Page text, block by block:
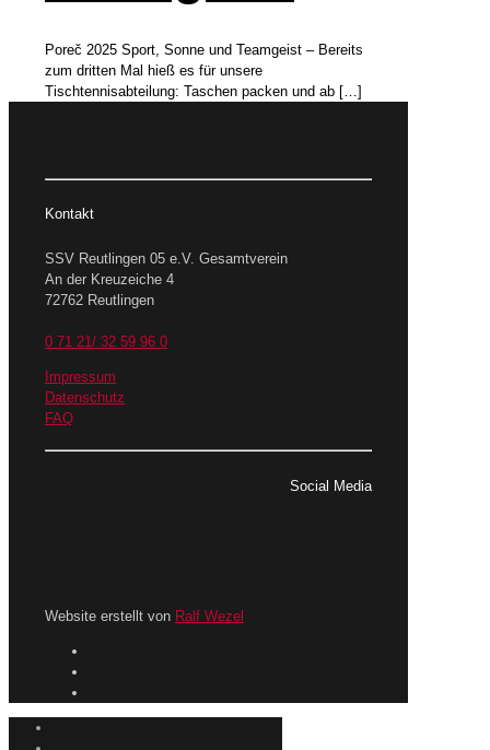
Poreč 2025 Sport, Sonne und Teamgeist – Bereits
zum dritten Mal hieß es für unsere
Tischtennisabteilung: Taschen packen und ab […]
Kontakt
SSV Reutlingen 05 e.V. Gesamtverein
An der Kreuzeiche 4
72762 Reutlingen
0 71 21/ 32 59 96 0
Impressum
Datenschutz
FAQ
Social Media
Website erstellt von Ralf Wezel